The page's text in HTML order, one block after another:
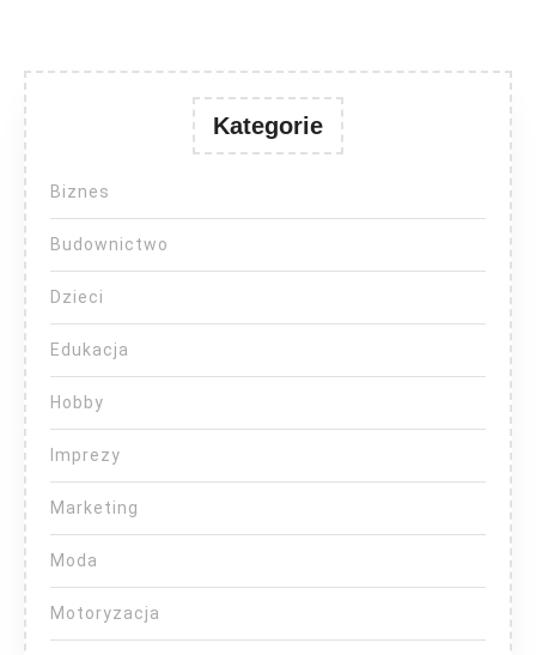
Kategorie
Biznes
Budownictwo
Dzieci
Edukacja
Hobby
Imprezy
Marketing
Moda
Motoryzacja